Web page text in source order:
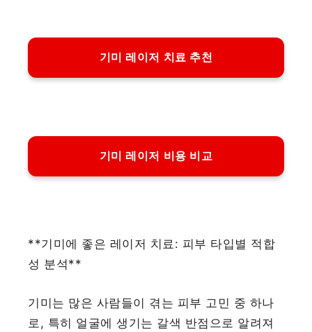
기미 레이저 치료 추천
기미 레이저 비용 비교
**기미에 좋은 레이저 치료: 피부 타입별 적합
성 분석**
기미는 많은 사람들이 겪는 피부 고민 중 하나
로, 특히 얼굴에 생기는 갈색 반점으로 알려져